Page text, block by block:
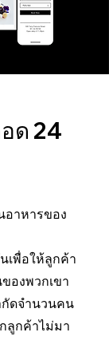
ด 24
อาหารของ
เพื่อให้ลูกค้า
องพวกเขา
กัดจำนวนคน
ลูกค้าไม่มา